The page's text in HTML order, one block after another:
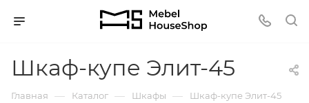
Шкаф-купе Элит-45
Главная — Каталог — Шкафы — Шкаф-купе Элит-45